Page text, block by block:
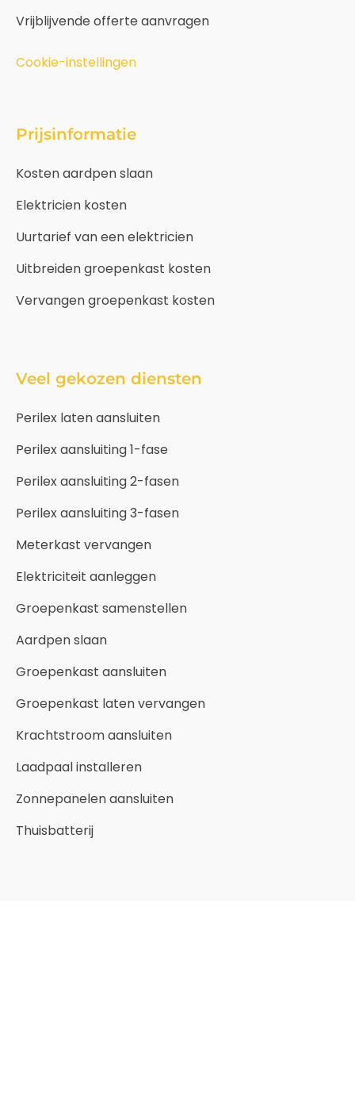
Vrijblijvende offerte aanvragen
Cookie-instellingen
Prijsinformatie
Kosten aardpen slaan
Elektricien kosten
Uurtarief van een elektricien
Uitbreiden groepenkast kosten
Vervangen groepenkast kosten
Veel gekozen diensten
Perilex laten aansluiten
Perilex aansluiting 1-fase
Perilex aansluiting 2-fasen
Perilex aansluiting 3-fasen
Meterkast vervangen
Elektriciteit aanleggen
Groepenkast samenstellen
Aardpen slaan
Groepenkast aansluiten
Groepenkast laten vervangen
Krachtstroom aansluiten
Laadpaal installeren
Zonnepanelen aansluiten
Thuisbatterij